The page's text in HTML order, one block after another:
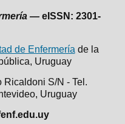
— eISSN: 2301-
de Enfermería de la
Uruguay
Ricaldoni S/N - Tel.
Uruguay